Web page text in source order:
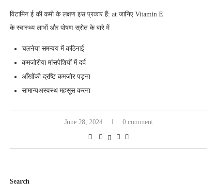
विटामिन ई की कमी के लक्षण इस प्रकार हैं: at जानिए Vitamin E
के स्वास्थ्य लाभों और पोषण स्रोत के बारे में
चलनेया समन्वय में कठिनाई
कमजोरीया मांसपेशियों में दर्द
आँखोंकी द्रष्टि कमजोर पड़ना
सामान्यअस्वस्थ महसूस करना
June 28, 2024 0 comment
Search